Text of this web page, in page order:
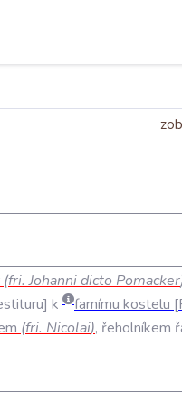
(fri.Johannidicto Pomacker
k farnímu kostelu
(fri. Nicolai), řeholníkem